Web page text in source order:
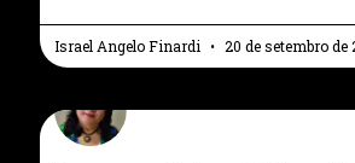
Israel Angelo Finardi 20 de setembro de